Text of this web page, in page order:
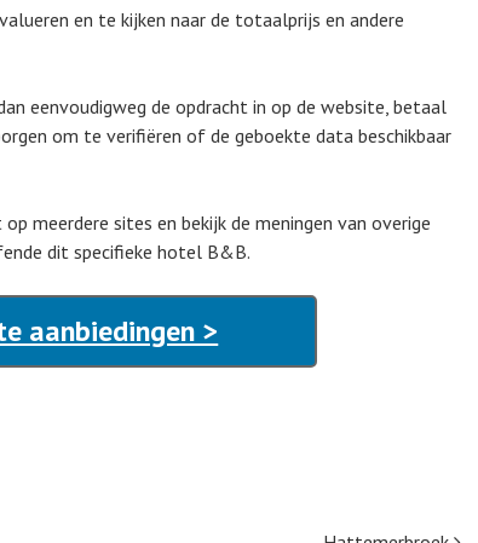
en te kijken naar de totaalprijs en andere
eenvoudigweg de opdracht in op de website, betaal
om te verifiëren of de geboekte data beschikbaar
meerdere sites en bekijk de meningen van overige
dit specifieke hotel B&B.
aanbiedingen >